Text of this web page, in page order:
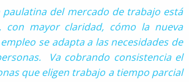
paulatina del mercado de trabajo está
con mayor claridad, cómo la nueva
se adapta a las necesidades de
Va cobrando consistencia el
que eligen trabajo a tiempo parcial